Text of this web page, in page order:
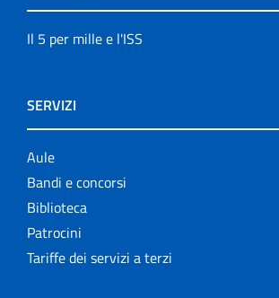
Il 5 per mille e l'ISS
SERVIZI
Aule
Bandi e concorsi
Biblioteca
Patrocini
Tariffe dei servizi a terzi